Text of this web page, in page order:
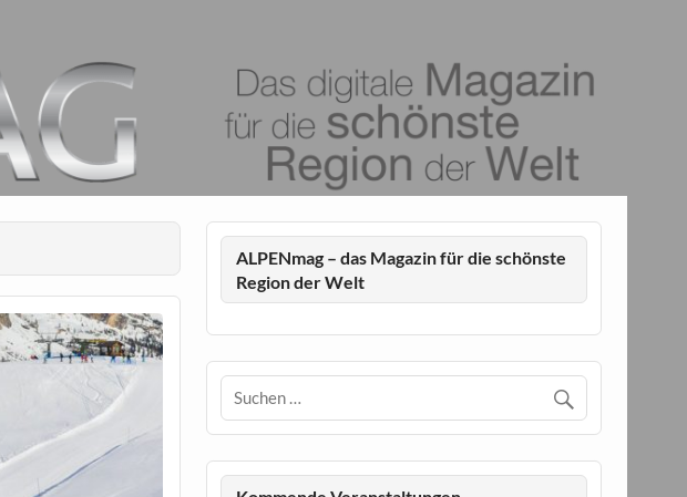
ALPENmag – das Magazin für die schönste
Region der Welt